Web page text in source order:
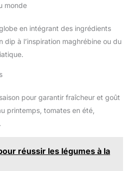
monde
en intégrant des ingrédients
dip à l’inspiration maghrébine ou du
pour garantir fraîcheur et goût
printemps, tomates en été,
réussir les légumes à la